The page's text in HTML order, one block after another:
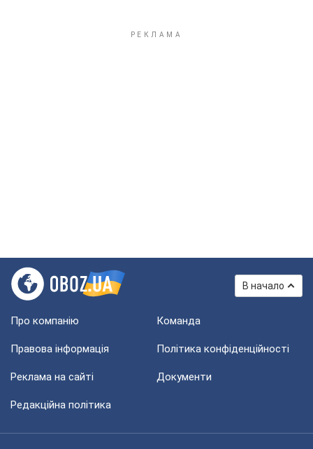
В начало
Про компанію Команда
Правова інформація Політика конфіденційності
Реклама на сайті Документи
Редакційна політика